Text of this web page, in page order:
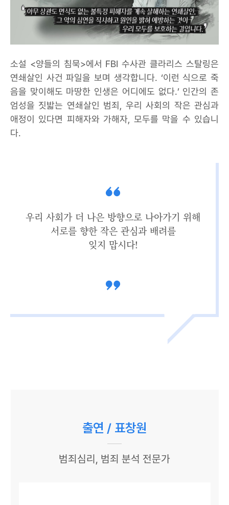
소설 <양들의 침묵>에서 FBI 수사관 클라리스 스탈링은
연쇄살인 사건 파일을 보며 생각합니다. ‘이런 식으로 죽
음을 맞이해도 마땅한 인생은 어디에도 없다.’ 인간의 존
엄성을 짓밟는 연쇄살인 범죄, 우리 사회의 작은 관심과
애정이 있다면 피해자와 가해자, 모두를 막을 수 있습니
다.
우리 사회가 더 나은 방향으로 나아가기 위해
서로를 향한 작은 관심과 배려를
잊지 맙시다!
출연 / 표창원
범죄심리, 범죄 분석 전문가